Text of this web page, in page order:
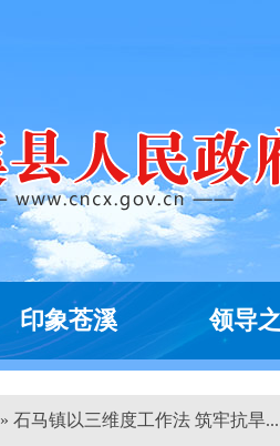
印象苍溪 领导
» 石马镇以三维度工作法 筑牢抗旱